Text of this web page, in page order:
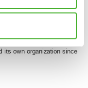
of tiltrotators,
is exhibiting at
own stand for the first
for Steelwrist in the
its own organization since